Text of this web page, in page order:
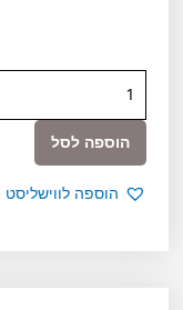
של
יצירה
עץ
הוספה לסל
הוספה לווישליסט